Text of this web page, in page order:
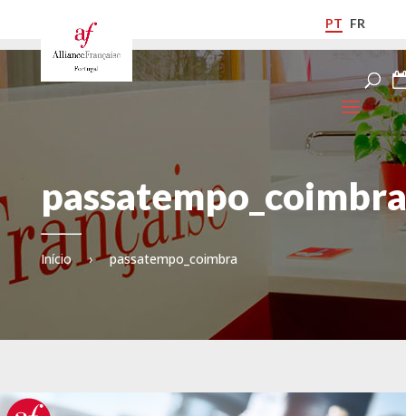
PT FR
passatempo_coimbra
Início › passatempo_coimbra